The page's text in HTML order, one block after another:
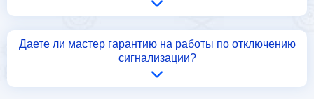
Даете ли мастер гарантию на работы по отключению
сигнализации?